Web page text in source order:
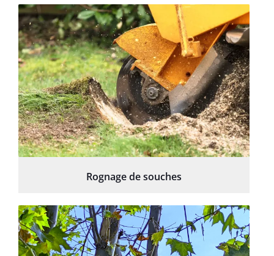
Rognage de souches